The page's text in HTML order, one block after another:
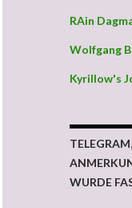
RAin
Wolfgang
Kyrillow's
WURDE